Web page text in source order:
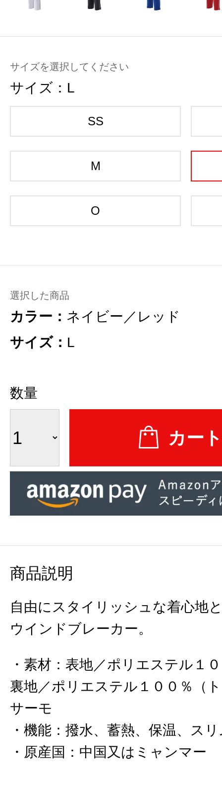
サイズを選択してください
サイズ： L
SS
M
O
選択した商品
カラー： ネイビー／レッド
サイズ： L
数量
商品説明
自由にスタイリッシュな着心地
ウインドブレーカー。
素材 ： 表地／ポリエステル１
裏地／ポリエステル１００％（
サーモ
機能 ： 撥水、蓄熱、保温、ス
原産国 ： 中国又はミャンマー